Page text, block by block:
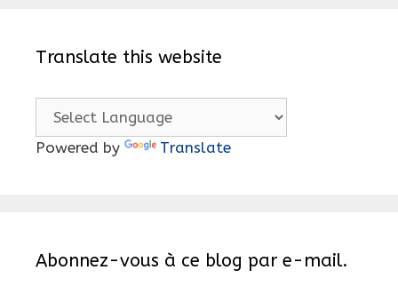
Translate this website
Powered by Translate
Abonnez-vous à ce blog par e-mail.